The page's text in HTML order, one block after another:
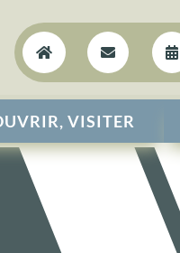
  
VISITER